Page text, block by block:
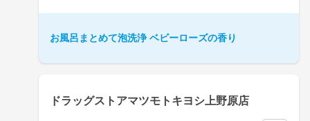
お風呂まとめて泡洗浄 ベビーローズの香り
ドラッグストアマツモトキヨシ上野原店